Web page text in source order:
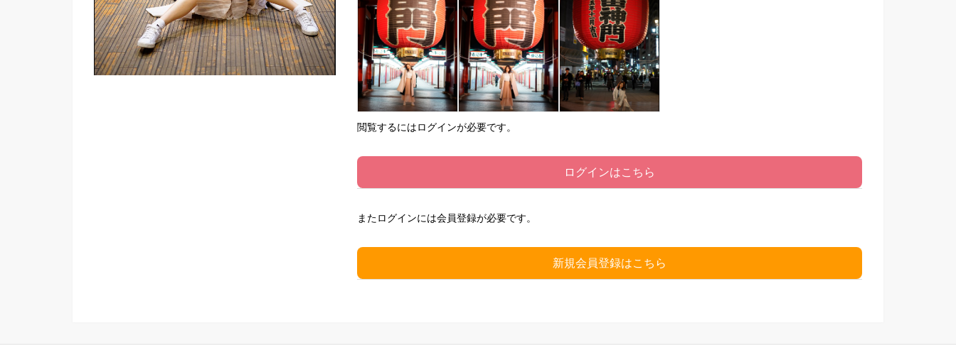
閲覧するにはログインが必要です。
ログインはこちら
またログインには会員登録が必要です。
新規会員登録はこちら